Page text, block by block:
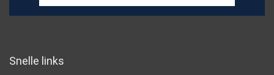
Snelle links